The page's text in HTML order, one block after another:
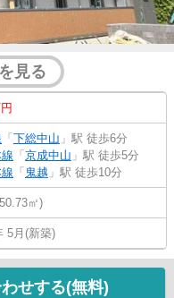
見る
「 下総中山 」駅 徒歩6分
「 京成中山 」駅 徒歩5分
「 鬼越 」駅 徒歩10分
㎡)
5月(新築)
せする(無料)